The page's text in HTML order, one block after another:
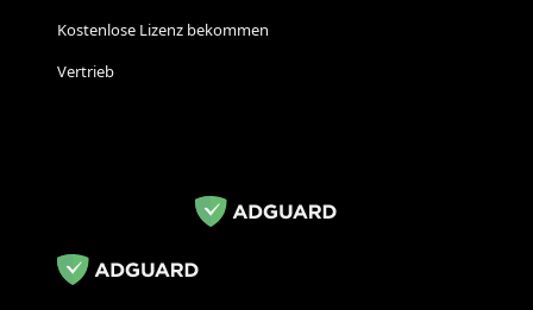
Kostenlose Lizenz bekommen
Vertrieb